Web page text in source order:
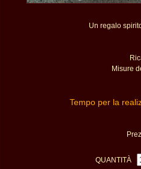
Un regalo
Misure
Tempo per la
QUANTITÀ